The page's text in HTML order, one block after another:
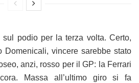
sul podio per la terza volta. Certo,
Domenicali, vincere sarebbe stato
anzi, rosso per il GP: la Ferrari
Massa all’ultimo giro si fa